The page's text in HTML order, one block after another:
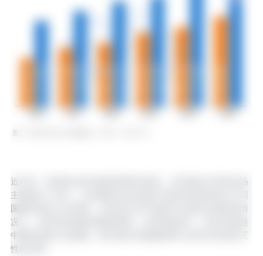
‍图 1. 西班牙进口活猪数量（2020 - 2025 年）
近年来，欧洲的活体动物贸易增长显著。尽管兽医当局和农场
主都做出了努力，但动物的长途运输仍可能导致病原体在不同
国家和地区之间传播，尤其是在未严格遵守生物安全规程的情
况下。在跨境动物疫病爆发期间，这种风险更大，因为控制链
中哪怕是微小的疏漏，都可能对动物健康和行业经济造成毁灭
性的后果。